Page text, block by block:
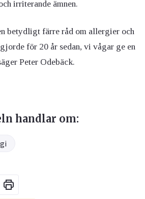
irriterande ämnen.
betydligt färre råd om allergier och
för 20 år sedan, vi vågar ge en
Peter Odebäck.
handlar om: